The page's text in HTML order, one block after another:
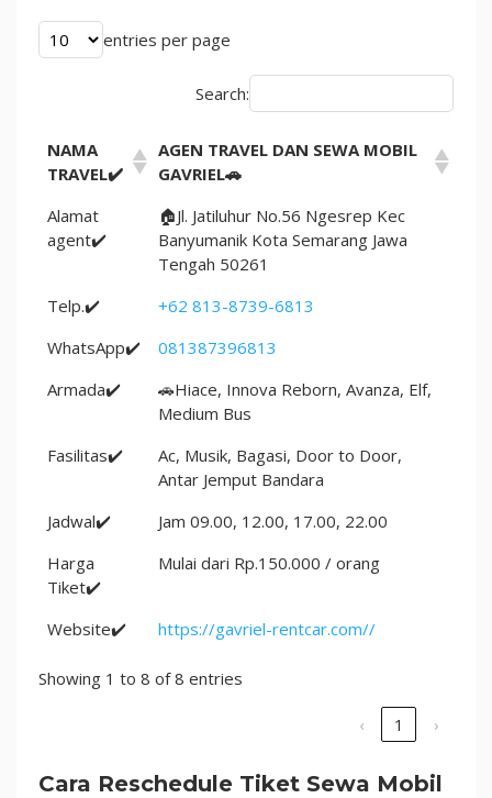
entries per page
Search:
NAMA
TRAVEL✔️
AGEN TRAVEL DAN SEWA MOBIL
GAVRIEL🚗
Alamat
agent✔️
🏠Jl. Jatiluhur No.56 Ngesrep Kec
Banyumanik Kota Semarang Jawa
Tengah 50261
Telp.✔️
+62 813-8739-6813
WhatsApp✔️
081387396813
Armada✔️
🚗Hiace, Innova Reborn, Avanza, Elf,
Medium Bus
Fasilitas✔️
Ac, Musik, Bagasi, Door to Door,
Antar Jemput Bandara
Jadwal✔️
Jam 09.00, 12.00, 17.00, 22.00
Harga
Tiket✔️
Mulai dari Rp.150.000 / orang
Website✔️ https://gavriel-rentcar.com//
Showing 1 to 8 of 8 entries
‹ 1 ›
Cara Reschedule Tiket Sewa Mobil